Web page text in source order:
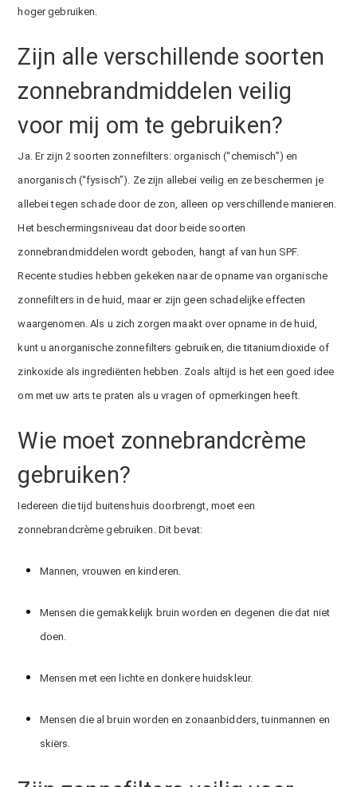
hoger gebruiken.
Zijn alle verschillende soorten
zonnebrandmiddelen veilig
voor mij om te gebruiken?
Ja. Er zijn 2 soorten zonnefilters: organisch (“chemisch”) en
anorganisch (“fysisch”). Ze zijn allebei veilig en ze beschermen je
allebei tegen schade door de zon, alleen op verschillende manieren.
Het beschermingsniveau dat door beide soorten
zonnebrandmiddelen wordt geboden, hangt af van hun SPF.
Recente studies hebben gekeken naar de opname van organische
zonnefilters in de huid, maar er zijn geen schadelijke effecten
waargenomen. Als u zich zorgen maakt over opname in de huid,
kunt u anorganische zonnefilters gebruiken, die titaniumdioxide of
zinkoxide als ingrediënten hebben. Zoals altijd is het een goed idee
om met uw arts te praten als u vragen of opmerkingen heeft.
Wie moet zonnebrandcrème
gebruiken?
Iedereen die tijd buitenshuis doorbrengt, moet een
zonnebrandcrème gebruiken. Dit bevat:
Mannen, vrouwen en kinderen.
Mensen die gemakkelijk bruin worden en degenen die dat niet
doen.
Mensen met een lichte en donkere huidskleur.
Mensen die al bruin worden en zonaanbidders, tuinmannen en
skiërs.